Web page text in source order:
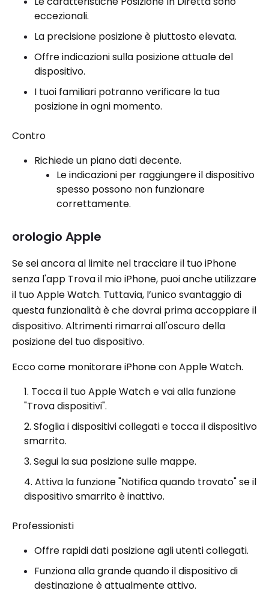
eccezionali.
La precisione posizione è piuttosto elevata.
Offre indicazioni sulla posizione attuale del
dispositivo.
I tuoi familiari potranno verificare la tua
posizione in ogni momento.
Contro
Richiede un piano dati decente.
Le indicazioni per raggiungere il dispositivo
spesso possono non funzionare
correttamente.
orologio Apple
Se sei ancora al limite nel tracciare il tuo iPhone
senza l'app Trova il mio iPhone, puoi anche utilizzare
il tuo Apple Watch. Tuttavia, l’unico svantaggio di
questa funzionalità è che dovrai prima accoppiare il
dispositivo. Altrimenti rimarrai all'oscuro della
posizione del tuo dispositivo.
Ecco come monitorare iPhone con Apple Watch.
Tocca il tuo Apple Watch e vai alla funzione
"Trova dispositivi".
Sfoglia i dispositivi collegati e tocca il dispositivo
smarrito.
Segui la sua posizione sulle mappe.
Attiva la funzione "Notifica quando trovato" se il
dispositivo smarrito è inattivo.
Professionisti
Offre rapidi dati posizione agli utenti collegati.
Funziona alla grande quando il dispositivo di
destinazione è attualmente attivo.